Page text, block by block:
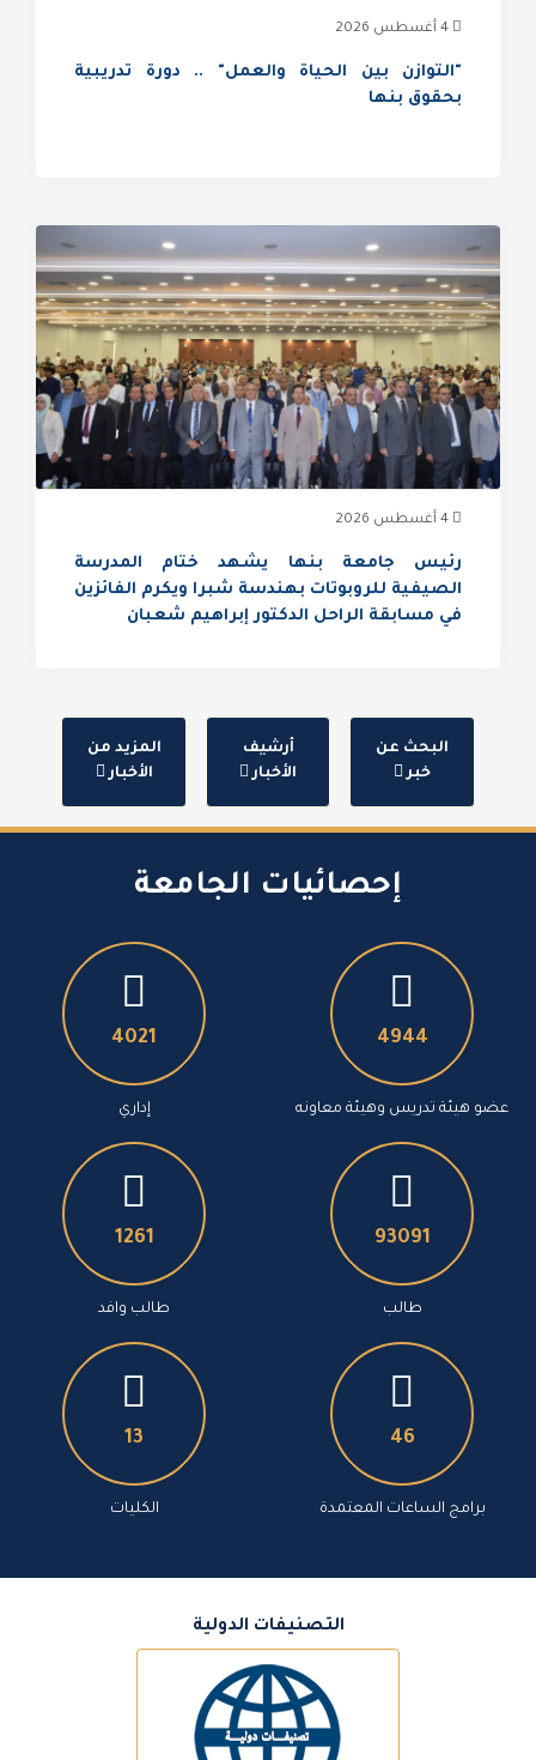
"التوازن بين الحياة والعمل" .. دورة تدريبية
بحقوق بنها
رئيس جامعة بنها يشهد ختام المدرسة
الصيفية للروبوتات بهندسة شبرا ويكرم الفائزين
في مسابقة الراحل الدكتور إبراهيم شعبان
البحث عن
خبر
أرشيف
الأخبار
المزيد من
الأخبار
إحصائيات الجامعة
5867
عضو هيئة تدريس وهيئة معاونه
4771
إداري
110461
طالب
1497
طالب وافد
54
برامج الساعات المعتمدة
15
الكليات
التصنيفات الدولية